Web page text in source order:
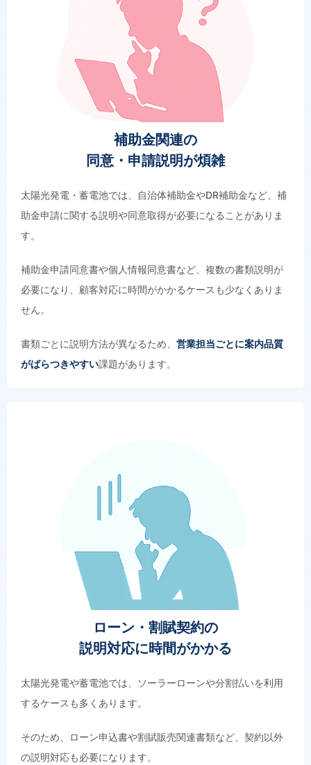
補助金関連の
同意・申請説明が煩雑
太陽光発電・蓄電池では、自治体補助金やDR補助金など、補
助金申請に関する説明や同意取得が必要になることがありま
す。
補助金申請同意書や個人情報同意書など、複数の書類説明が
必要になり、顧客対応に時間がかかるケースも少なくありま
せん。
書類ごとに説明方法が異なるため、 営業担当ごとに案内品質
がばらつきやすい課題があります。
ローン・割賦契約の
説明対応に時間がかかる
太陽光発電や蓄電池では、ソーラーローンや分割払いを利用
するケースも多くあります。
そのため、ローン申込書や割賦販売関連書類など、契約以外
の説明対応も必要になります。